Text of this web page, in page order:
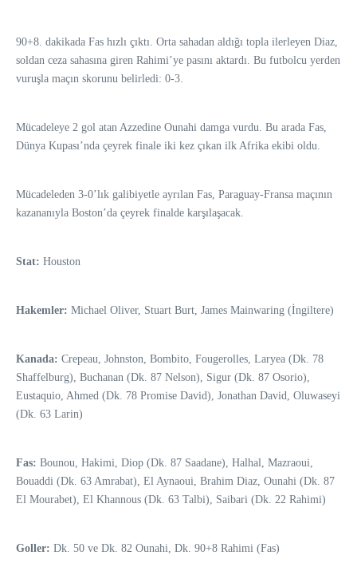
90+8. dakikada Fas hızlı çıktı. Orta sahadan aldığı topla ilerleyen Diaz,
soldan ceza sahasına giren Rahimi’ye pasını aktardı. Bu futbolcu yerden
vuruşla maçın skorunu belirledi: 0-3.
Mücadeleye 2 gol atan Azzedine Ounahi damga vurdu. Bu arada Fas,
Dünya Kupası’nda çeyrek finale iki kez çıkan ilk Afrika ekibi oldu.
Mücadeleden 3-0’lık galibiyetle ayrılan Fas, Paraguay-Fransa maçının
kazananıyla Boston’da çeyrek finalde karşılaşacak.
Stat: Houston
Hakemler: Michael Oliver, Stuart Burt, James Mainwaring (İngiltere)
Kanada: Crepeau, Johnston, Bombito, Fougerolles, Laryea (Dk. 78
Shaffelburg), Buchanan (Dk. 87 Nelson), Sigur (Dk. 87 Osorio),
Eustaquio, Ahmed (Dk. 78 Promise David), Jonathan David, Oluwaseyi
(Dk. 63 Larin)
Fas: Bounou, Hakimi, Diop (Dk. 87 Saadane), Halhal, Mazraoui,
Bouaddi (Dk. 63 Amrabat), El Aynaoui, Brahim Diaz, Ounahi (Dk. 87
El Mourabet), El Khannous (Dk. 63 Talbi), Saibari (Dk. 22 Rahimi)
Goller: Dk. 50 ve Dk. 82 Ounahi, Dk. 90+8 Rahimi (Fas)